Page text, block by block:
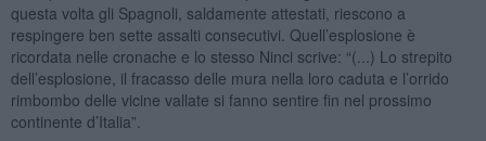
questa volta gli Spagnoli, saldamente attestati, riescono a
respingere ben sette assalti consecutivi. Quell’esplosione è
ricordata nelle cronache e lo stesso Ninci scrive: “(...) Lo strepito
dell’esplosione, il fracasso delle mura nella loro caduta e l’orrido
rimbombo delle vicine vallate si fanno sentire fin nel prossimo
continente d’Italia”.